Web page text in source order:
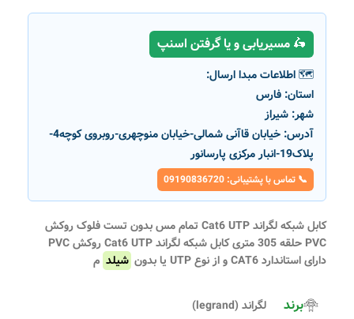
🛵 مسیریابی و یا گرفتن اسنپ
🗺️ اطلاعات مبدا ارسال:
استان: فارس
شهر: شیراز
آدرس:
خیابان قاآنی شمالی-خیابان منوچهری-روبروی کوچه4-
پلاک19-انبار مرکزی پارسانور
📞 تماس با پشتیبانی: 09190836720
کابل شبکه لگراند Cat6 UTP تمام مس بدون تست فلوک روکش
دارای استاندارد CAT6 و از نوع UTP یا بدون
شیلد م
برند لگراند (legrand)